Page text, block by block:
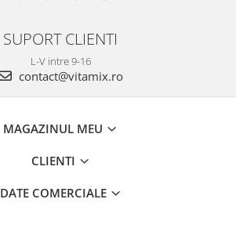
SUPORT CLIENTI
L-V intre 9-16
contact@vitamix.ro
MAGAZINUL MEU
CLIENTI
DATE COMERCIALE